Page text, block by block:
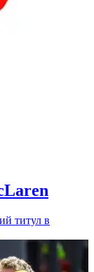
титул в